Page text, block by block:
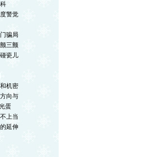
警觉
骗局
三颤
瓷儿
机密
向与
蛋
上当
延伸